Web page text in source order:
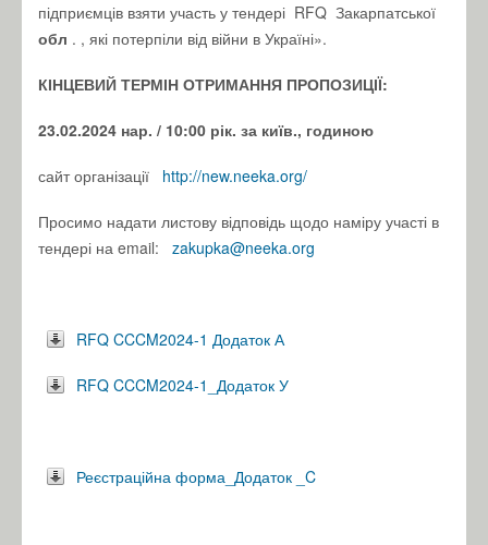
підприємців взяти участь у тендері RFQ Закарпатської
обл . , які потерпіли від війни в Україні».
КІНЦЕВИЙ ТЕРМІН ОТРИМАННЯ ПРОПОЗИЦІЇ:
23.02.2024 нар. / 10:00 рік. за київ., годиною
сайт організації http://new.neeka.org/
Просимо надати листову відповідь щодо наміру участі в
тендері на email: zakupka@neeka.org
RFQ CCCM2024-1 Додаток А
RFQ CCCM2024-1_Додаток У
Реєстраційна форма_Додаток _C